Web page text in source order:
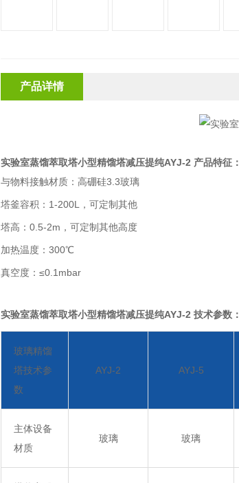
产品详情
实验室蒸馏萃取塔小型精馏塔减压提纯AYJ-2 产品特征：
与物料接触材质：高硼硅3.3玻璃
塔釜容积： 1-200L ， 可定制其他
塔高： 0.5-2m ，可定制其他高度
加热温度： 300℃
真空度： ≤0.1mbar
实验室蒸馏萃取塔小型精馏塔减压提纯AYJ-2 技术参数：
玻璃精馏
塔技术参
数
AYJ-2 AYJ-5
主体设备
材质
玻璃 玻璃